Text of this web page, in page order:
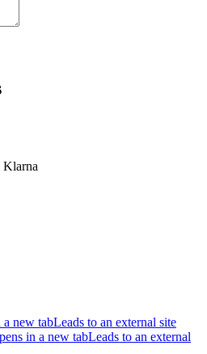
a new tabLeads to an external site
in a new tabLeads to an external